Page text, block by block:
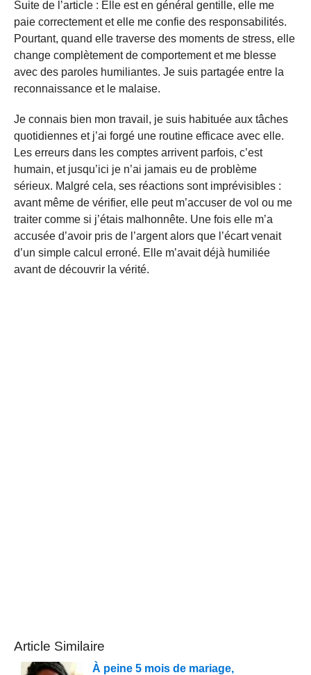
Suite de l’article : Elle est en général gentille, elle me
paie correctement et elle me confie des responsabilités.
Pourtant, quand elle traverse des moments de stress, elle
change complètement de comportement et me blesse
avec des paroles humiliantes. Je suis partagée entre la
reconnaissance et le malaise.
Je connais bien mon travail, je suis habituée aux tâches
quotidiennes et j’ai forgé une routine efficace avec elle.
Les erreurs dans les comptes arrivent parfois, c’est
humain, et jusqu’ici je n’ai jamais eu de problème
sérieux. Malgré cela, ses réactions sont imprévisibles :
avant même de vérifier, elle peut m’accuser de vol ou me
traiter comme si j’étais malhonnête. Une fois elle m’a
accusée d’avoir pris de l’argent alors que l’écart venait
d’un simple calcul erroné. Elle m’avait déjà humiliée
avant de découvrir la vérité.
Article Similaire
À peine 5 mois de mariage,